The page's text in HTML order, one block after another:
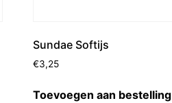
Sundae Softijs
€3,25
Toevoegen aan bestelling